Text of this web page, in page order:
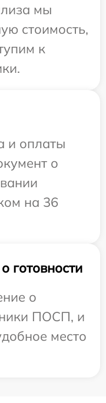
мы
стоимость,
к
и оплаты
о
на 36
готовности
о
ПОСП, и
место